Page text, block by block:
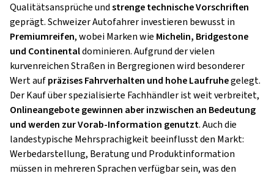
Qualitätsansprüche undstrenge technische Vorschriften
geprägt. Schweizer Autofahrer investieren bewusst in
Premiumreifen, wobei Marken wie Michelin, Bridgestone
und Continentaldominieren. Aufgrund der vielen
kurvenreichen Straßen in Bergregionen wird besonderer
Wert aufpräzises Fahrverhalten und hohe Laufruhegelegt.
Der Kauf über spezialisierte Fachhändler ist weit verbreitet,
Onlineangebote gewinnen aber inzwischen an Bedeutung
und werden zur Vorab-Information genutzt. Auch die
landestypische Mehrsprachigkeit beeinflusst den Markt:
Werbedarstellung, Beratung und Produktinformation
müssen in mehreren Sprachen verfügbar sein, was den